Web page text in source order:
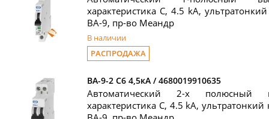
характеристика C, 4.5 kA,
ВА-9, пр-во Меандр
В наличии
РАСПРОДАЖА
ВА-9-2 C6 4,5кА / 4680019910635
Автоматический 2-х полюсный
характеристика C, 4.5 kA,